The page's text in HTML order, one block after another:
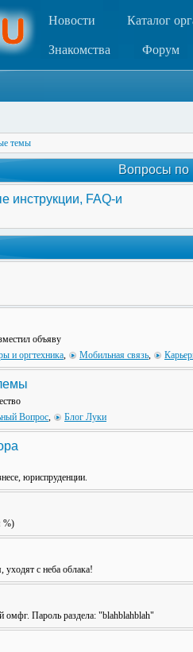
Новости Каталог
Знакомства Форум
темы
Вопросы по
инструкции, FAQ-и
объяву
и оргтехника, Мобильная связь,
Вопрос, Блог Луки
юриспруденции.
%)
с неба облака!
омфг. Пароль раздела: "blahblahblah"